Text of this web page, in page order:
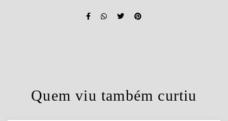
Quem viu também curtiu